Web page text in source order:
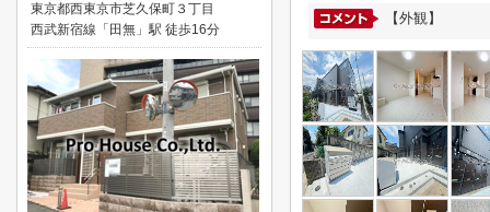
【外観】
東京都西東京市芝久保町３丁目
西武新宿線「田無」駅 徒歩16分